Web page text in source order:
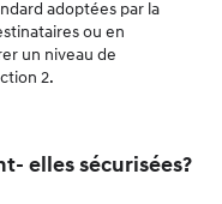
adoptées par la
ou en
un niveau de
2.
elles sécurisées?